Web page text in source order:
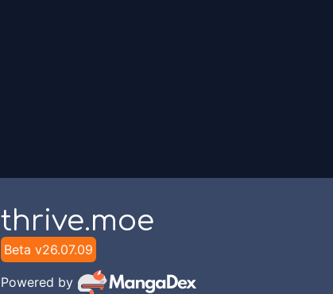
thrive.moe
Beta v26.07.09
Powered by